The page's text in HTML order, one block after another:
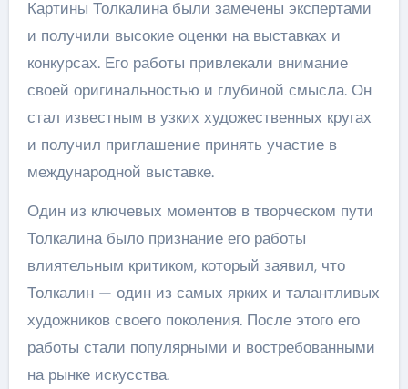
Картины Толкалина были замечены экспертами
и получили высокие оценки на выставках и
конкурсах. Его работы привлекали внимание
своей оригинальностью и глубиной смысла. Он
стал известным в узких художественных кругах
и получил приглашение принять участие в
международной выставке.
Один из ключевых моментов в творческом пути
Толкалина было признание его работы
влиятельным критиком, который заявил, что
Толкалин — один из самых ярких и талантливых
художников своего поколения. После этого его
работы стали популярными и востребованными
на рынке искусства.